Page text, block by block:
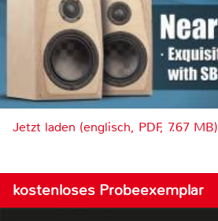
Jetzt laden (englisch, PDF, 7.67 MB)
kostenloses Probeexemplar